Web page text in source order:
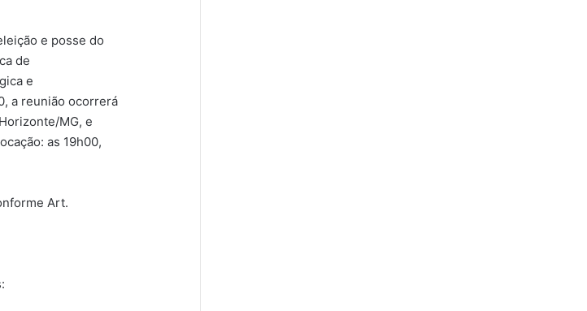
e posse do
de
e
a reunião ocorrerá
MG, e
as 19h00,
Art.